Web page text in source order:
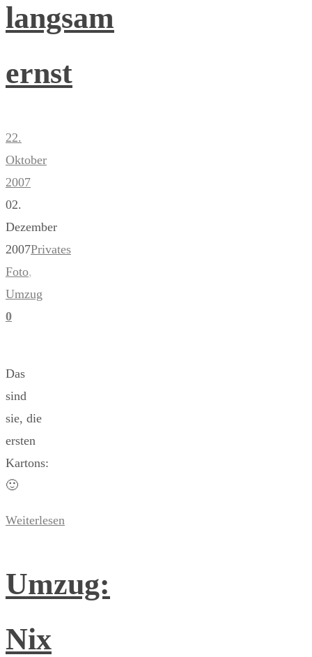
langsam
ernst
22.
Oktober
2007
02.
Dezember
2007Privates
Foto,
Umzug
0
Das
sind
sie, die
ersten
Kartons:
🙂
Weiterlesen
Umzug:
Nix